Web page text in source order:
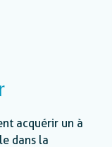
acquérir un à
dans la